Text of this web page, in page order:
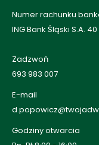
Numer rachunku
ING Bank Śląski S.A.
Zadzwoń
693 983 007
E-mail
Godziny otwarcia